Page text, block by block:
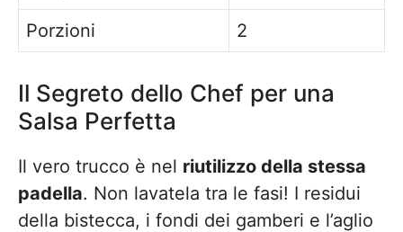
Porzioni
2
Il Segreto dello Chef per una
Salsa Perfetta
Il vero trucco è nel riutilizzo della stessa
padella. Non lavatela tra le fasi! I residui
della bistecca, i fondi dei gamberi e l’aglio